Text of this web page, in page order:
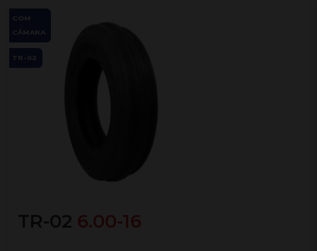
TR-02 6.00-16
COM
CÂMARA
TR-02